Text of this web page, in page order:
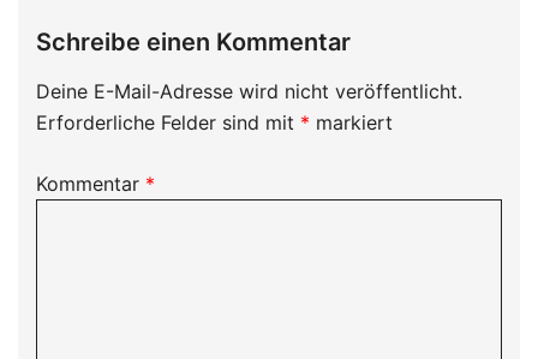
Schreibe einen Kommentar
Deine E-Mail-Adresse wird nicht veröffentlicht.
Erforderliche Felder sind mit * markiert
Kommentar *